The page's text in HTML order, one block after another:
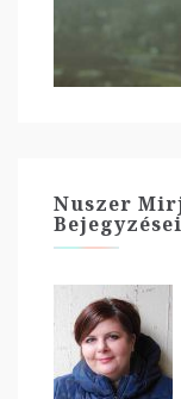
Nuszer
Bejegyzései